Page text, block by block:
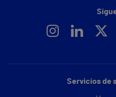
Servicios de